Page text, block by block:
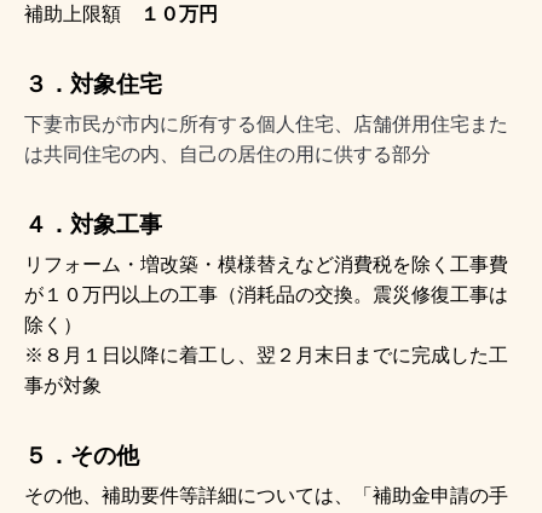
補助上限額
１０万円
３．対象住宅
下妻市民が市内に所有する個人住宅、店舗併用住宅また
は共同住宅の内、自己の居住の用に供する部分
４．対象工事
リフォーム・増改築・模様替えなど消費税を除く工事費
が１０万円以上の工事（消耗品の交換。震災修復工事は
除く）
※８月１日以降に着工し、翌２月末日までに完成した工
事が対象
５．その他
その他、補助要件等詳細については、「補助金申請の手